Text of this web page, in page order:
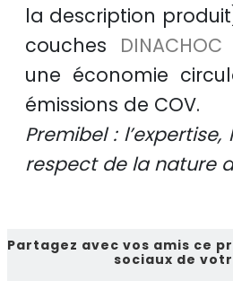
la description
couches DINACHOC
une économie
émissions de COV.
Premibel :
respect de la nature
Partagez avec vos amis ce
sociaux de